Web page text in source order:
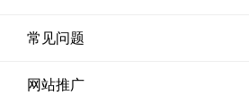
常见问题
网站推广